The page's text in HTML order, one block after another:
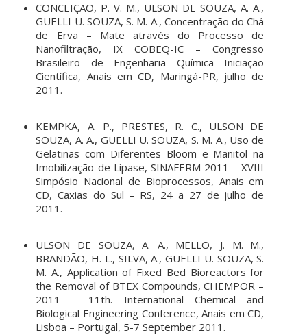
CONCEIÇÃO, P. V. M., ULSON DE SOUZA, A. A.,
GUELLI U. SOUZA, S. M. A., Concentração do Chá
de Erva – Mate através do Processo de
Nanofiltração, IX COBEQ-IC – Congresso
Brasileiro de Engenharia Química Iniciação
Científica, Anais em CD, Maringá-PR, julho de
2011.
KEMPKA, A. P., PRESTES, R. C., ULSON DE
SOUZA, A. A., GUELLI U. SOUZA, S. M. A., Uso de
Gelatinas com Diferentes Bloom e Manitol na
Imobilização de Lipase, SINAFERM 2011 – XVIII
Simpósio Nacional de Bioprocessos, Anais em
CD, Caxias do Sul – RS, 24 a 27 de julho de
2011.
ULSON DE SOUZA, A. A., MELLO, J. M. M.,
BRANDÃO, H. L., SILVA, A., GUELLI U. SOUZA, S.
M. A., Application of Fixed Bed Bioreactors for
the Removal of BTEX Compounds, CHEMPOR –
2011 – 11th. International Chemical and
Biological Engineering Conference, Anais em CD,
Lisboa – Portugal, 5-7 September 2011.